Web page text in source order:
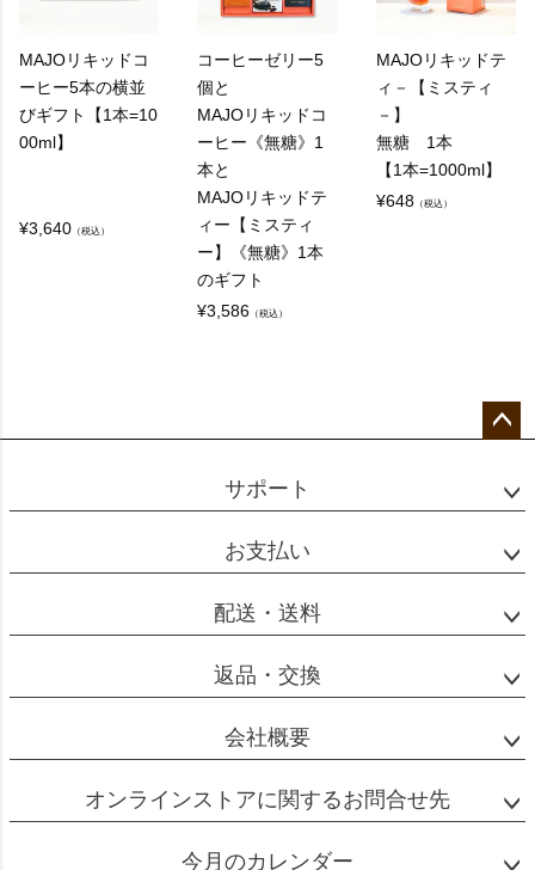
MAJOリキッドコ
ーヒー5本の横並
びギフト【1本=10
00ml】
¥3,640 （税込）
コーヒーゼリー5
個と
MAJOリキッドコ
ーヒー《無糖》1
本と
MAJOリキッドテ
ィー【ミスティ
ー】《無糖》1本
のギフト
¥3,586 （税込）
MAJOリキッドテ
ィ－【ミスティ
－】
無糖 1本
【1本=1000ml】
¥648（税込）
ップ
サポート
お支払い
配送・送料
返品・交換
会社概要
オンラインストアに関するお問合せ先
今月のカレンダー